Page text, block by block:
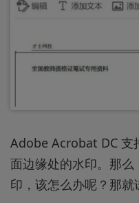
Adobe Acrobat DC 支
面边缘处的水印。那
印，该怎么办呢？那就